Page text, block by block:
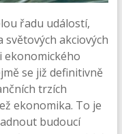
řadu událostí,
akciových
ekonomického
se již definitivně
trzích
ekonomika. To je
budoucí